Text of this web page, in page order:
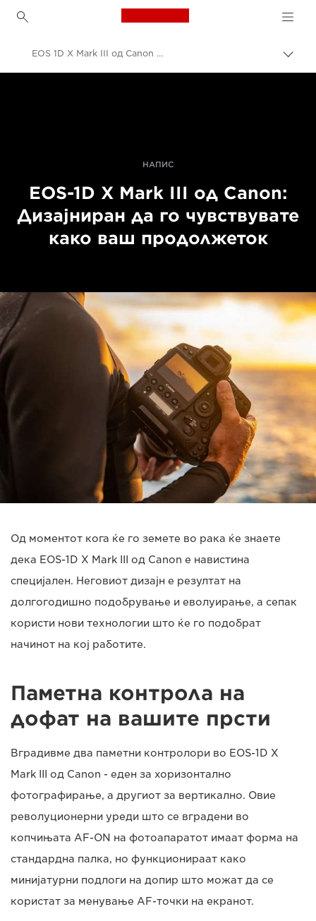
Canon Logo, back to
EOS 1D X Mark III од Canon - Професионални функции
НАПИС
EOS-1D X Mark III од Canon:
Дизајниран да го чувствувате
како ваш продолжеток
Од моментот кога ќе го земете во рака ќе знаете
дека EOS-1D X Mark III од Canon е навистина
специјален. Неговиот дизајн е резултат на
долгогодишно подобрување и еволуирање, а сепак
користи нови технологии што ќе го подобрат
начинот на кој работите.
Паметна контрола на
дофат на вашите прсти
Вградивме два паметни контролори во EOS-1D X
Mark III од Canon - еден за хоризонтално
фотографирање, а другиот за вертикално. Овие
револуционерни уреди што се вградени во
копчињата AF-ON на фотоапаратот имаат форма на
стандардна палка, но функционираат како
минијатурни подлоги на допир што можат да се
користат за менување AF-точки на екранот.